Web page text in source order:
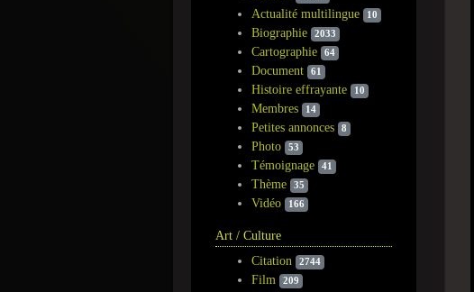
Actualité multilingue 10
Biographie 2033
Cartographie 64
Document 61
Histoire effrayante 10
Membres 14
Petites annonces 8
Photo 53
Témoignage 41
Thème 35
Vidéo 166
Art / Culture
Citation
2744
Film 209